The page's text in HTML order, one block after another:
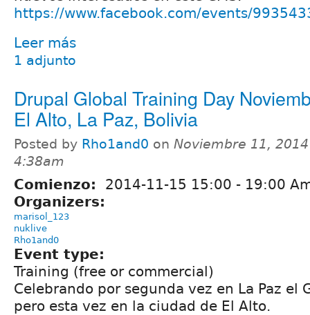
https://www.facebook.com/events/
Leer más
1 adjunto
Drupal Global Training Day
El Alto, La Paz, Bolivia
Posted by Rho1and0 on Noviembre 11,
4:38am
Comienzo: 2014-11-15 15:00 - 19:00
Organizers:
marisol_123
nuklive
Rho1and0
Event type:
Training (free or commercial)
Celebrando por segunda vez en La Paz el
pero esta vez en la ciudad de El Alto.